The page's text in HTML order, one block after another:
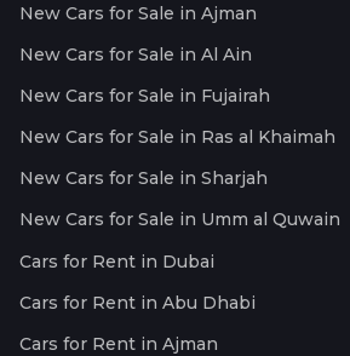
New Cars for Sale in Ajman
New Cars for Sale in Al Ain
New Cars for Sale in Fujairah
New Cars for Sale in Ras al Khaimah
New Cars for Sale in Sharjah
New Cars for Sale in Umm al Quwain
Cars for Rent in Dubai
Cars for Rent in Abu Dhabi
Cars for Rent in Ajman